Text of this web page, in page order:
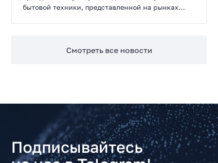
бытовой техники, представленной на рынках
Смотреть все новости
Подписывайтесь